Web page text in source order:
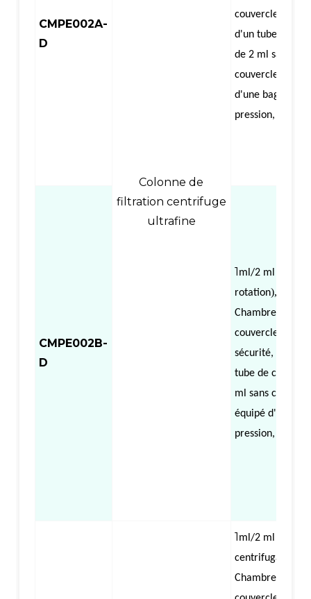
CMPE002A-
D
Colonne de
filtration centrifuge
ultrafine
couvercle,
d'un tube de
de 2 ml sans
couvercle,
d'une bague de
pression,
CMPE002B-
D
1ml/2 ml
rotation),
Chambre à air
couvercle et
sécurité,
tube de collecte
ml sans
équipé d'une
pression,
1ml/2 ml
centrifugation),
Chambre à air